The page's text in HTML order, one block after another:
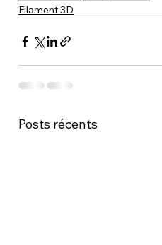
Filament 3D
Posts récents